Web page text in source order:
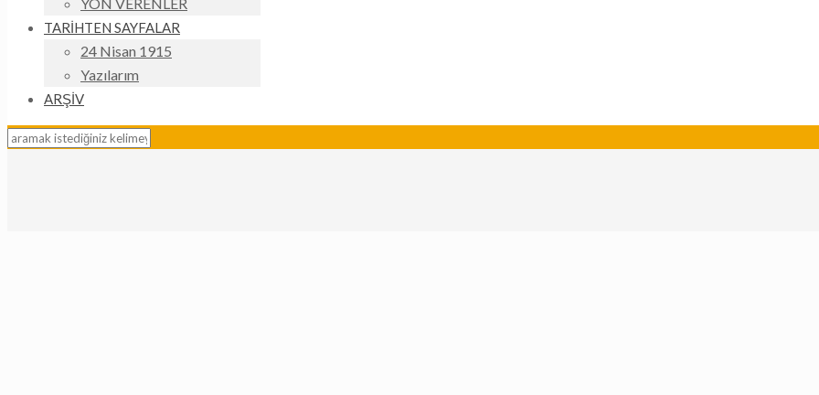
TARİHTEN SAYFALAR
24 Nisan 1915
Yazılarım
ARŞİV